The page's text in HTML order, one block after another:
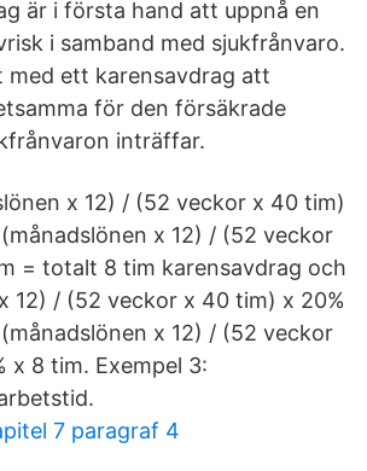
är i första hand att uppnå en
i samband med sjukfrånvaro.
med ett karensavdrag att
för den försäkrade
inträffar.
x 12) / (52 veckor x 40 tim)
x 12) / (52 veckor
= totalt 8 tim karensavdrag och
12) / (52 veckor x 40 tim) x 20%
x 12) / (52 veckor
x 8 tim. Exempel 3:
7 paragraf 4